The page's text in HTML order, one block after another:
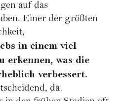
auf das
Einer der größten
in einem viel
erkennen, was die
verbessert.
da